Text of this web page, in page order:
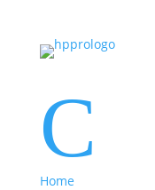
C
Home